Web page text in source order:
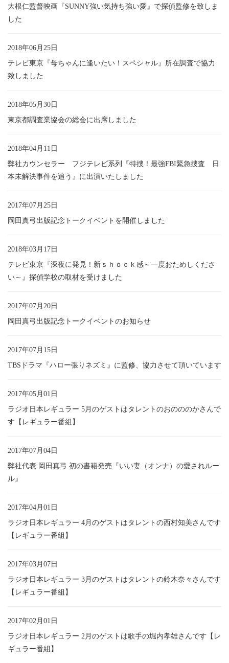
大根仁監督映画『SUNNY強い気持ち強い愛』で探偵監修を致しま
した
2018年06月25日
テレビ東京『母ちゃんに逢いたい！スペシャル』所在調査で協力
致しました
2018年05月30日
東京都調査業協会の総会に出席しました
2018年04月11日
弊社カウンセラー フジテレビ系列『特捜！最強FBI緊急捜査 日
本未解決事件を追う』に出演いたしました
2017年07月25日
岡田真弓出版記念トークイベントを開催しました
2018年03月17日
テレビ東京『深夜に発見！新ｓｈｏｃｋ感～一度おためしくださ
い～』探偵学校の取材を受けました
2017年07月20日
岡田真弓出版記念トークイベントのお知らせ
2017年07月15日
TBSドラマ『ハロー張りネズミ』に監修、協力させて頂いています
2017年05月01日
ラジオ日本レギュラー 5月のゲストはタレントのおのののかさんで
す【レギュラー番組】
2017年07月04日
弊社代表 岡田真弓 初の書籍発売『いい妻（オンナ）の愛されルー
ル』
2017年04月01日
ラジオ日本レギュラー 4月のゲストはタレントの西村知美さんです
【レギュラー番組】
2017年03月07日
ラジオ日本レギュラー 3月のゲストはタレントの鈴木奈々さんです
【レギュラー番組】
2017年02月01日
ラジオ日本レギュラー 2月のゲストは歌手の堀内孝雄さんです【レ
ギュラー番組】